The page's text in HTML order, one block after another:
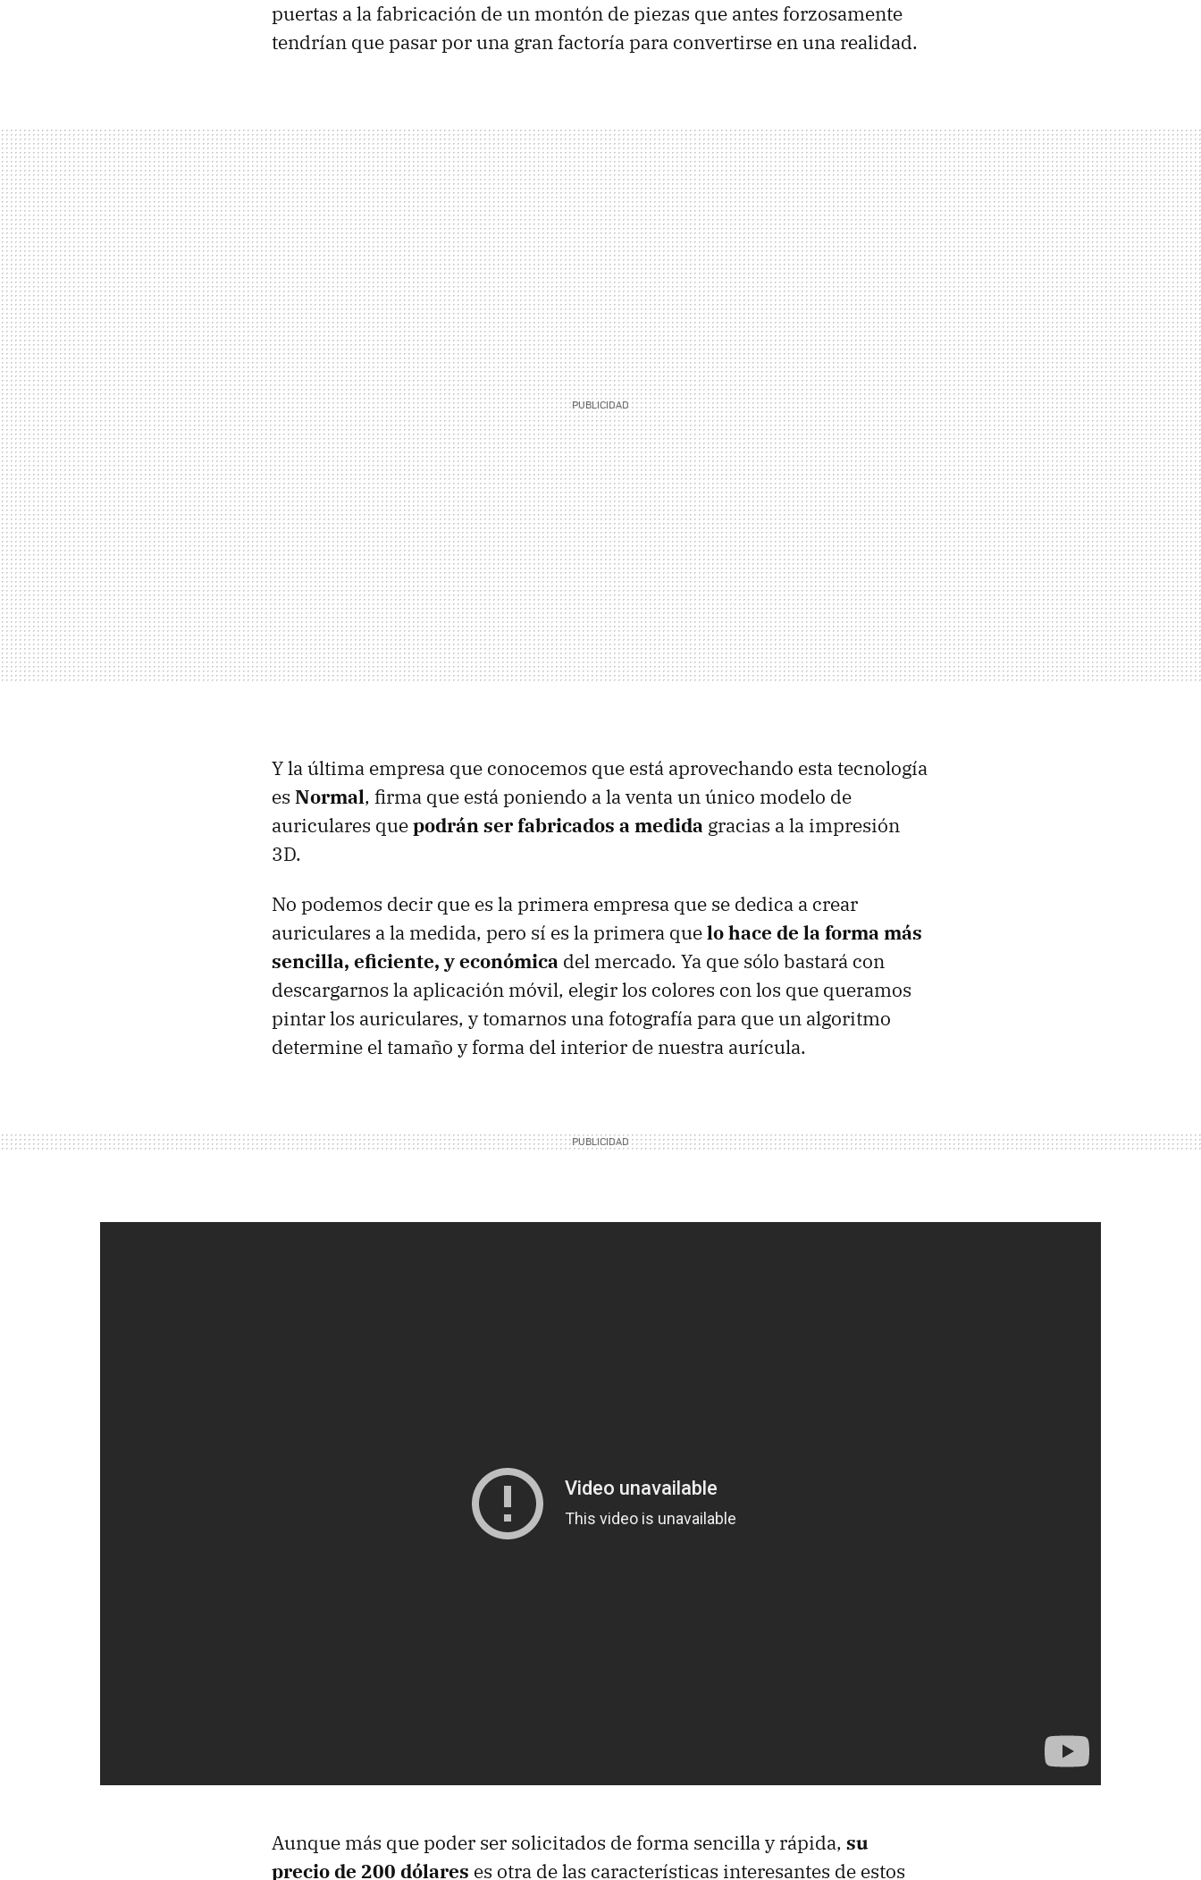
puertas a la fabricación de un montón de piezas que antes forzosamente
tendrían que pasar por una gran factoría para convertirse en una realidad.
Y la última empresa que conocemos que está aprovechando esta tecnología
es Normal, firma que está poniendo a la venta un único modelo de
auriculares quepodrán ser fabricados a medida gracias a la impresión
3D.
No podemos decir que es la primera empresa que se dedica a crear
auriculares a la medida, pero sí es la primera quelo hace de la forma más
sencilla, eficiente, y económica del mercado. Ya que sólo bastará con
descargarnos la aplicación móvil, elegir los colores con los que queramos
pintar los auriculares, y tomarnos una fotografía para que un algoritmo
determine el tamaño y forma del interior de nuestra aurícula.
Aunque más que poder ser solicitados de forma sencilla y rápida, su
precio de 200 dólares es otra de las características interesantes de estos